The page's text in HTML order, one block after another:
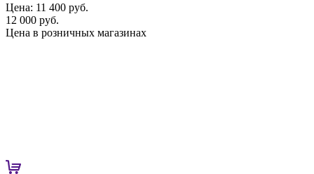
Цена: 11 400 руб.
12 000 руб.
Цена в розничных магазинах